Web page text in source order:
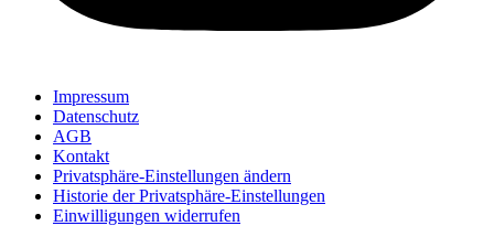
Impressum
Datenschutz
AGB
Kontakt
Privatsphäre-Einstellungen ändern
Historie der Privatsphäre-Einstellungen
Einwilligungen widerrufen